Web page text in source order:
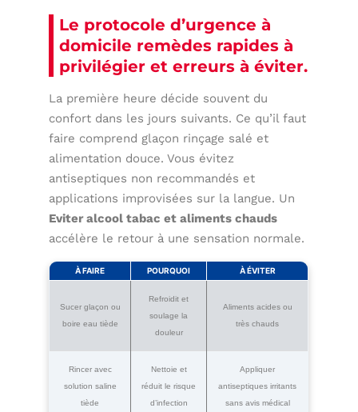
Le protocole d’urgence à
domicile remèdes rapides à
privilégier et erreurs à éviter.
La première heure décide souvent du
confort dans les jours suivants. Ce qu’il faut
faire comprend glaçon rinçage salé et
alimentation douce. Vous évitez
antiseptiques non recommandés et
applications improvisées sur la langue. Un
Eviter alcool tabac et aliments chauds
accélère le retour à une sensation normale.
À FAIRE POURQUOI À ÉVITER
Sucer glaçon ou
boire eau tiède
Refroidit et
soulage la
douleur
Aliments acides ou
très chauds
Rincer avec
solution saline
tiède
Nettoie et
réduit le risque
d’infection
Appliquer
antiseptiques irritants
sans avis médical